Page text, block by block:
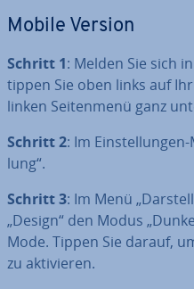
Mobile Version
Schritt 1: Melden Sie sich
tippen Sie oben links auf
linken Sei­ten­me­nü ganz
Schritt 2: Im
lung“.
Schritt 3: Im Menü
„Design“ den Modus
Mode. Tippen Sie darauf,
zu ak­ti­vie­ren.